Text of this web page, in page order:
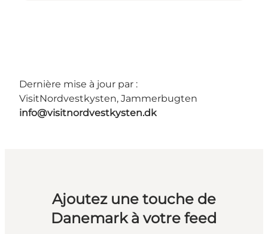
Dernière mise à jour par :
VisitNordvestkysten, Jammerbugten
info@visitnordvestkysten.dk
Ajoutez une touche de
Danemark à votre feed